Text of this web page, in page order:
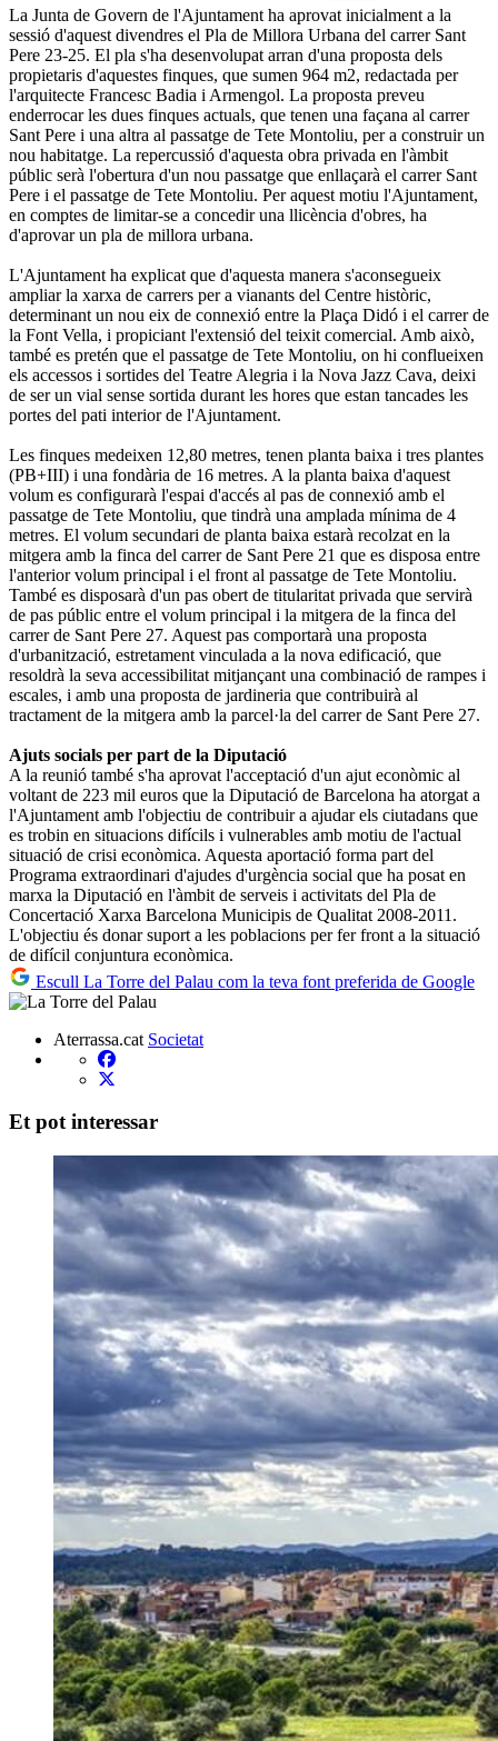
La Junta de Govern de l'Ajuntament ha aprovat inicialment a la
sessió d'aquest divendres el Pla de Millora Urbana del carrer Sant
Pere 23-25. El pla s'ha desenvolupat arran d'una proposta dels
propietaris d'aquestes finques, que sumen 964 m2, redactada per
l'arquitecte Francesc Badia i Armengol. La proposta preveu
enderrocar les dues finques actuals, que tenen una façana al carrer
Sant Pere i una altra al passatge de Tete Montoliu, per a construir un
nou habitatge. La repercussió d'aquesta obra privada en l'àmbit
públic serà l'obertura d'un nou passatge que enllaçarà el carrer Sant
Pere i el passatge de Tete Montoliu. Per aquest motiu l'Ajuntament,
en comptes de limitar-se a concedir una llicència d'obres, ha
d'aprovar un pla de millora urbana.
L'Ajuntament ha explicat que d'aquesta manera s'aconsegueix
ampliar la xarxa de carrers per a vianants del Centre històric,
determinant un nou eix de connexió entre la Plaça Didó i el carrer de
la Font Vella, i propiciant l'extensió del teixit comercial. Amb això,
també es pretén que el passatge de Tete Montoliu, on hi conflueixen
els accessos i sortides del Teatre Alegria i la Nova Jazz Cava, deixi
de ser un vial sense sortida durant les hores que estan tancades les
portes del pati interior de l'Ajuntament.
Les finques medeixen 12,80 metres, tenen planta baixa i tres plantes
(PB+III) i una fondària de 16 metres. A la planta baixa d'aquest
volum es configurarà l'espai d'accés al pas de connexió amb el
passatge de Tete Montoliu, que tindrà una amplada mínima de 4
metres. El volum secundari de planta baixa estarà recolzat en la
mitgera amb la finca del carrer de Sant Pere 21 que es disposa entre
l'anterior volum principal i el front al passatge de Tete Montoliu.
També es disposarà d'un pas obert de titularitat privada que servirà
de pas públic entre el volum principal i la mitgera de la finca del
carrer de Sant Pere 27. Aquest pas comportarà una proposta
d'urbanització, estretament vinculada a la nova edificació, que
resoldrà la seva accessibilitat mitjançant una combinació de rampes i
escales, i amb una proposta de jardineria que contribuirà al
tractament de la mitgera amb la parcel·la del carrer de Sant Pere 27.
Ajuts socials per part de la Diputació
A la reunió també s'ha aprovat l'acceptació d'un ajut econòmic al
voltant de 223 mil euros que la Diputació de Barcelona ha atorgat a
l'Ajuntament amb l'objectiu de contribuir a ajudar els ciutadans que
es trobin en situacions difícils i vulnerables amb motiu de l'actual
situació de crisi econòmica. Aquesta aportació forma part del
Programa extraordinari d'ajudes d'urgència social que ha posat en
marxa la Diputació en l'àmbit de serveis i activitats del Pla de
Concertació Xarxa Barcelona Municipis de Qualitat 2008-2011.
L'objectiu és donar suport a les poblacions per fer front a la situació
de difícil conjuntura econòmica.
Escull La Torre del Palau com la teva font preferida de Google
Aterrassa.cat Societat
Et pot interessar